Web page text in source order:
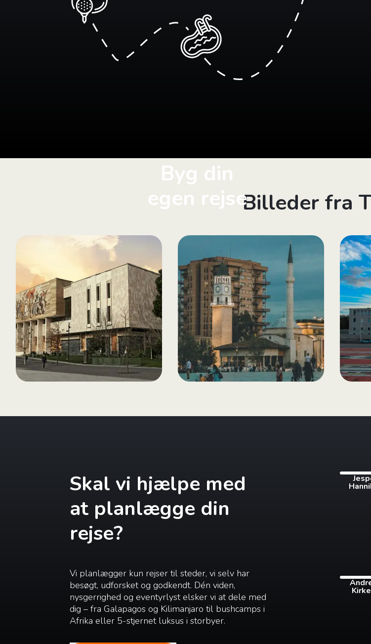
Byg din
egen rejseBilleder fra
Skal vi hjælpe med
at planlægge din
rejse?
Vi planlægger kun rejser til steder, vi selv har
besøgt, udforsket og godkendt. Dén viden,
nysgerrighed og eventyrlyst elsker vi at dele med
dig – fra Galapagos og Kilimanjaro til bushcamps i
Afrika eller 5-stjernet luksus i storbyer.